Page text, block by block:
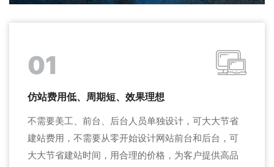
01
仿站费用低、周期短、效果理想
不需要美工、前台、后台人员单独设计，可大大节省
建站费用，不需要从零开始设计网站前台和后台，可
大大节省建站时间，用合理的价格，为客户提供高品